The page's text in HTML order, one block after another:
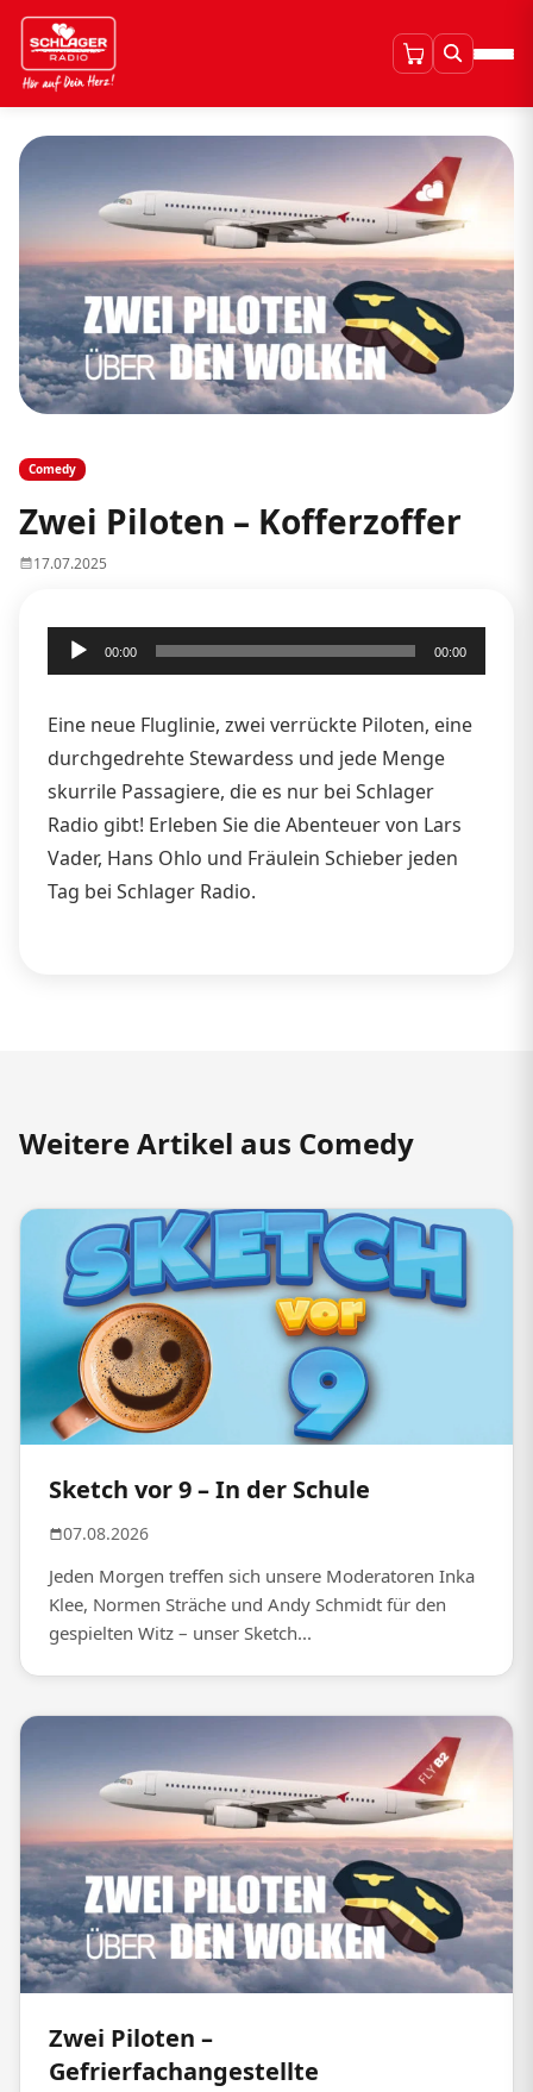
Comedy
Zwei Piloten – Kofferzoffer
17.07.2025
Audio-
Player
00:00 00:00
Eine neue Fluglinie, zwei verrückte Piloten, eine
durchgedrehte Stewardess und jede Menge
skurrile Passagiere, die es nur bei Schlager
Radio gibt! Erleben Sie die Abenteuer von Lars
Vader, Hans Ohlo und Fräulein Schieber jeden
Tag bei Schlager Radio.
Weitere Artikel aus Comedy
Sketch vor 9 – In der Schule
07.08.2026
Jeden Morgen treffen sich unsere Moderatoren Inka
Klee, Normen Sträche und Andy Schmidt für den
gespielten Witz – unser Sketch...
Zwei Piloten –
Gefrierfachangestellte